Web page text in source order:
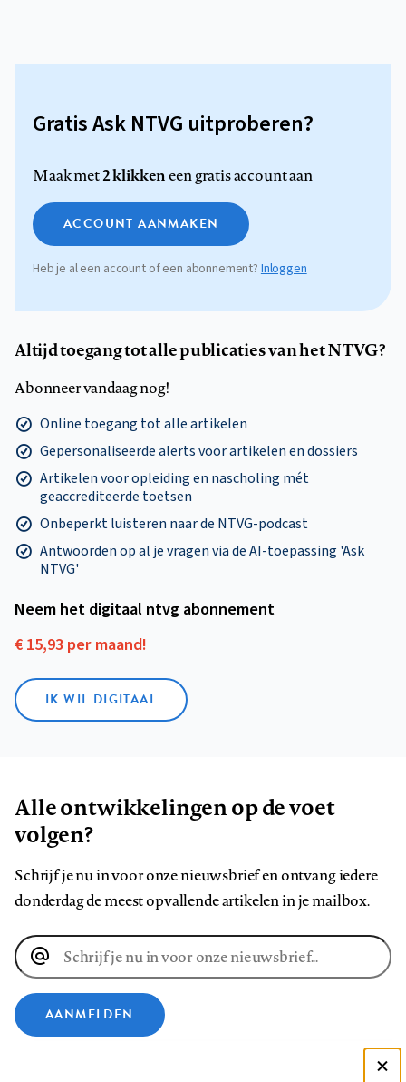
Gratis Ask NTVG uitproberen?
Maak met2 klikkeneen gratis account aan
ACCOUNT AANMAKEN
Heb je al een account of een abonnement? Inloggen
Altijd toegang tot alle publicaties van het NTVG?
Abonneer vandaag nog!
Online toegang tot alle artikelen
Gepersonaliseerde alerts voor artikelen en dossiers
Artikelen voor opleiding en nascholing mét
geaccrediteerde toetsen
Onbeperkt luisteren naar de NTVG-podcast
Antwoorden op al je vragen via de AI-toepassing 'Ask
NTVG'
Neem het digitaal ntvg abonnement
€ 15,93 per maand!
IK WIL DIGITAAL
Alle ontwikkelingen op de voet
volgen?
Schrijf je nu in voor onze nieuwsbrief en ontvang iedere
donderdag de meest opvallende artikelen in je mailbox.
E-
mailadres
AANMELDEN